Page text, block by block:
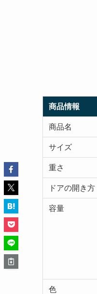
商品情報
商品名
サイズ
重さ
ドアの開き方
容量
色